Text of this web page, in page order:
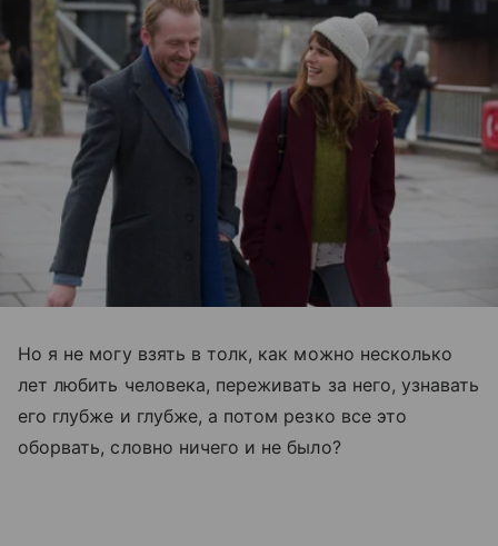
Но я не могу взять в толк, как можно несколько
лет любить человека, переживать за него, узнавать
его глубже и глубже, а потом резко все это
оборвать, словно ничего и не было?